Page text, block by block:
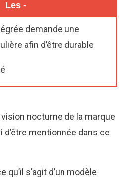
Les -
demande une
afin d’être durable
nocturne de la marque
mentionnée dans ce
s’agit d’un modèle